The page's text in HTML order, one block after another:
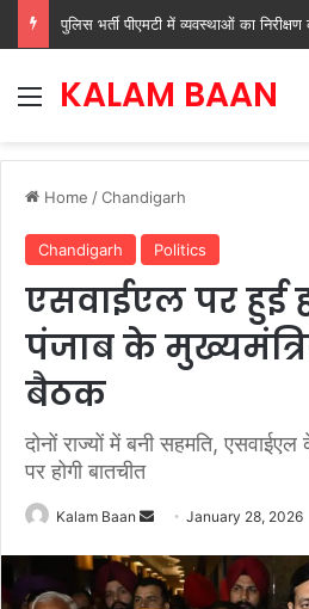
Menu
KALAM BAAN
Home /Chandigarh
Chandigarh Politics
एसवाईएल पर हुई
पंजाब के
बैठक
दोनों राज्यों में बनी सहमति,
पर होगी बातचीत
Kalam Baan
Send
email
January 28, 2026